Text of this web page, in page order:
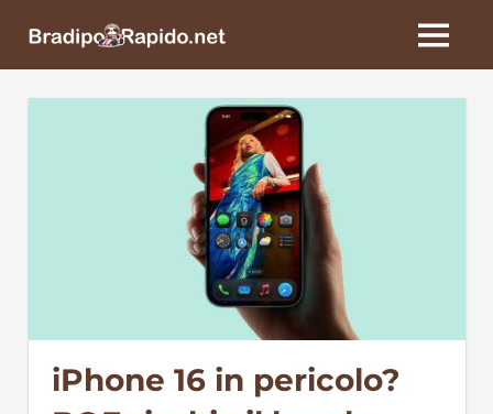
BradipoRapido.net
MENU
iPhone 16 in pericolo?